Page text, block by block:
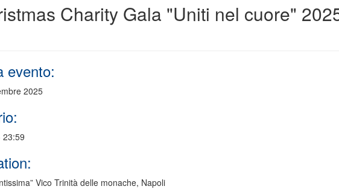
Charity Gala "Uniti nel cuore"
evento:
2025
23:59
Vico Trinità delle monache, Napoli